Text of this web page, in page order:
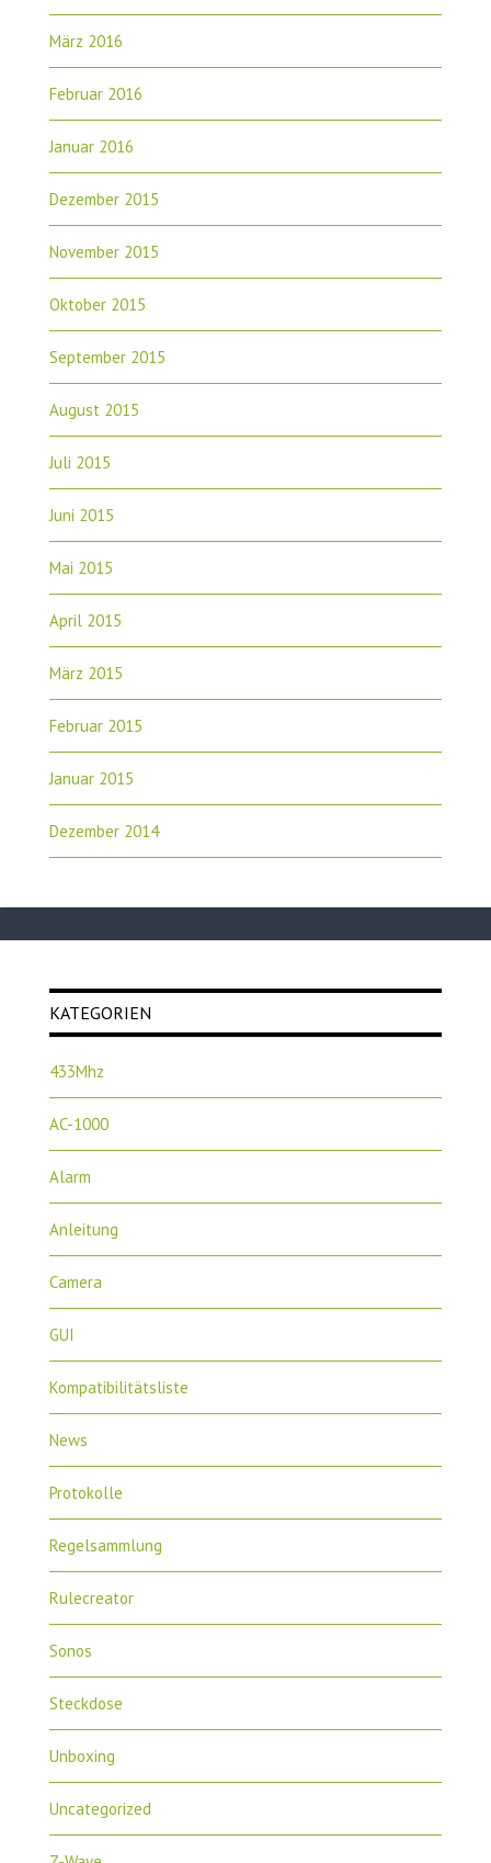
März 2016
Februar 2016
Januar 2016
Dezember 2015
November 2015
Oktober 2015
September 2015
August 2015
Juli 2015
Juni 2015
Mai 2015
April 2015
März 2015
Februar 2015
Januar 2015
Dezember 2014
KATEGORIEN
433Mhz
AC-1000
Alarm
Anleitung
Camera
GUI
Kompatibilitätsliste
News
Protokolle
Regelsammlung
Rulecreator
Sonos
Steckdose
Unboxing
Uncategorized